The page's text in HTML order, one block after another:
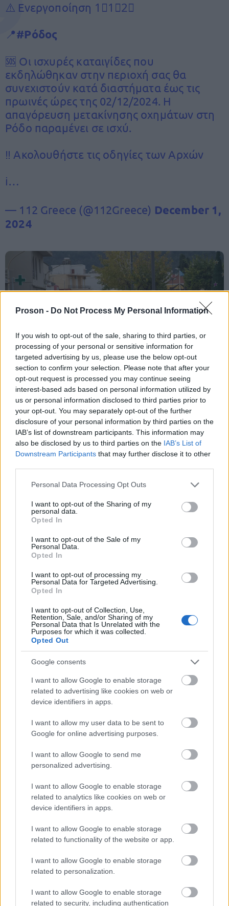
Proson - Do Not Process My Personal Information
If you wish to opt-out of the sale, sharing to third parties, or
processing of your personal or sensitive information for
targeted advertising by us, please use the below opt-out
section to confirm your selection. Please note that after your
opt-out request is processed you may continue seeing
interest-based ads based on personal information utilized by
us or personal information disclosed to third parties prior to
your opt-out. You may separately opt-out of the further
disclosure of your personal information by third parties on the
IAB’s list of downstream participants. This information may
also be disclosed by us to third parties on the IAB’s List of
Downstream Participants that may further disclose it to other
Please note that this website/app uses one or more Google
not limited to your visit or usage behaviour. You may click to
grant or deny consent to Google and its third-party tags to
use your data for below specified purposes in below Google
consent section.
Personal Data Processing Opt Outs
I want to opt-out of the Sharing of my
personal data.
Opted In
I want to opt-out of the Sale of my
Personal Data.
Opted In
I want to opt-out of processing my
Personal Data for Targeted Advertising.
Opted In
I want to opt-out of Collection, Use,
Retention, Sale, and/or Sharing of my
Personal Data that Is Unrelated with the
Purposes for which it was collected.
Opted Out
Google consents
I want to allow Google to enable storage
related to advertising like cookies on web or
device identifiers in apps.
I want to allow my user data to be sent to
Google for online advertising purposes.
I want to allow Google to send me
personalized advertising.
I want to allow Google to enable storage
related to analytics like cookies on web or
device identifiers in apps.
I want to allow Google to enable storage
related to functionality of the website or app.
I want to allow Google to enable storage
related to personalization.
I want to allow Google to enable storage
related to security, including authentication
⚠️ Ενεργοποίηση 1⃣1⃣2⃣
📍#Ρόδος
🆘 Οι ισχυρές καταιγίδες που
εκδηλώθηκαν στην περιοχή σας θα
συνεχιστούν κατά διαστήματα έως τις
πρωινές ώρες της 02/12/2024. Η
απαγόρευση μετακίνησης οχημάτων στη
Ρόδο παραμένει σε ισχύ.
‼️ Ακολουθήστε τις οδηγίες των Αρχών
ℹ️…
— 112 Greece (@112Greece) December 1,
2024
ΔΗΜΗΤΡΟΠΟΥΛΟΣ ΓΙΑΝΝΗΣ / INTIME
NEWS
αυτό που έπληξε τη Ρόδο είναι ένα
κατά 80% αντίστοιχο της Βαλένθια
, με άνω των
300 χιλιοστών βροχόπτωση.
ΔΗΜΗΤΡΟΠΟΥΛΟΣ ΓΙΑΝΝΗΣ / INTIME
NEWS
Δήμαρχος Λήμνου: «Είμαστε 48 ώρες στο
Όπως αναφέρουν πληροφορίες του limnoslive.gr,
σήμερα το πρωί ξεκίνησε και πάλι η
βροχόπτωση, με αποτέλεσμα να δημιουργηθούν
χείμαρροιστην περιοχή Κορνός και πλημμύρες
στην ευρύτερη περιοχή του Πεδινού.
ανησυχητικές, καθώςμεγάλοι όγκοι νερού